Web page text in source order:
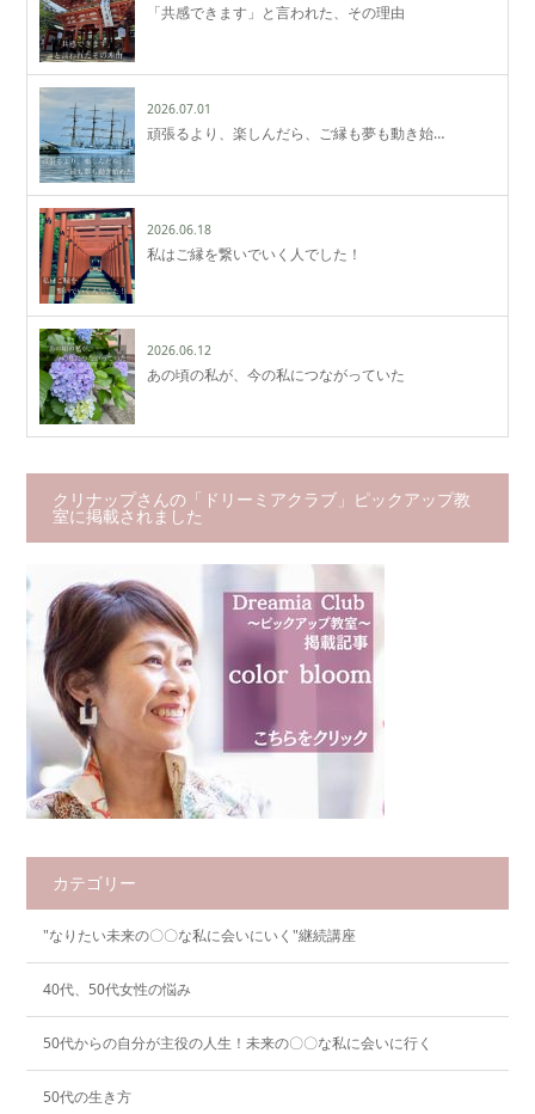
「共感できます」と言われた、その理由
2026.07.01
頑張るより、楽しんだら、ご縁も夢も動き始…
2026.06.18
私はご縁を繋いでいく人でした！
2026.06.12
あの頃の私が、今の私につながっていた
クリナップさんの「ドリーミアクラブ」ピックアップ教
室に掲載されました
カテゴリー
"なりたい未来の〇〇な私に会いにいく"継続講座
40代、50代女性の悩み
50代からの自分が主役の人生！未来の〇〇な私に会いに行く
50代の生き方